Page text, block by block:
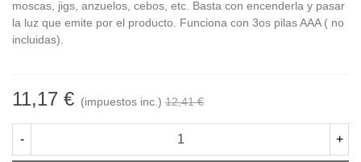
moscas, jigs, anzuelos, cebos, etc. Basta con encenderla y pasar
la luz que emite por el producto. Funciona con 3os pilas AAA ( no
incluidas).
11,17 € (impuestos inc.) 12,41 €
- +